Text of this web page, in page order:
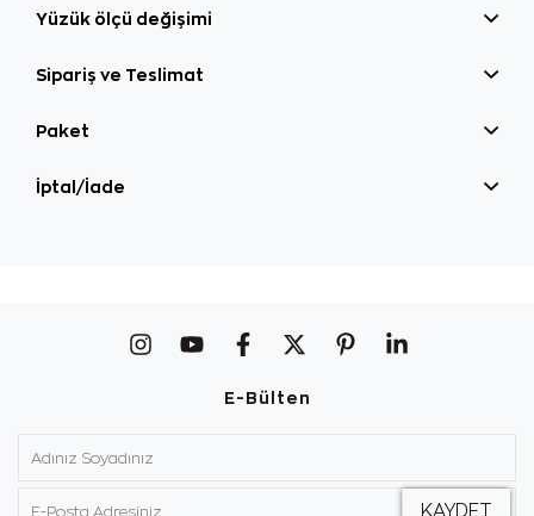
Yüzük ölçü değişimi
Sipariş ve Teslimat
Paket
İptal/İade
E-Bülten